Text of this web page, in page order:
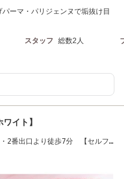
ーマ・パリジェンヌで垢抜け目
スタッフ 総数2人
イト】
2番出口より徒歩7分 【セルフ